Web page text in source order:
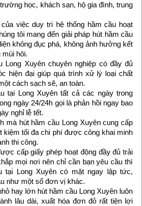
học, khách sạn, hộ gia đình, trung
việc duy trì hệ thống hầm cầu hoạt
tôi mang đến giải pháp hút hầm cầu
không đục phá, không ảnh hưởng kết
mùi hôi.
Long Xuyên chuyên nghiệp có đầy đủ
hiện đại giúp quá trình xử lý loại chất
cách sạch sẽ, an toàn.
tại Long Xuyên tất cả các ngày trong
ngày 24/24h gọi là phản hồi ngay bao
nghỉ lễ tết.
mà hút hầm cầu Long Xuyên cung cấp
kiệm tối đa chi phí được công khai minh
thi công.
cấp giấy phép hoạt động đầy đủ trải
mọi nơi nên chỉ cần bạn yêu cầu thì
tại Long Xuyên có mặt ngay lập tức,
như một số đơn vị khác.
hay lớn hút hầm cầu Long Xuyên luôn
lâu dài, xuất hóa đơn đỏ rất tiện lợi